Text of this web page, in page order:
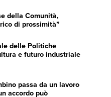
della Comunità,
di prossimità”
delle Politiche
e futuro industriale
passa da un lavoro
accordo può